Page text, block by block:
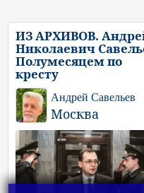
ИЗ АРХИВОВ.
Николаевич
Полумесяцем по
кресту
Андрей Савельев
Москва